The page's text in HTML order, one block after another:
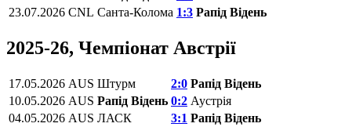
23.07.2026 CNL Санта-Колома 1:3 Рапід Відень
2025-26, Чемпіонат Австрії
17.05.2026 AUS Штурм 2:0 Рапід Відень
10.05.2026 AUS Рапід Відень 0:2 Аустрія
04.05.2026 AUS ЛАСК 3:1 Рапід Відень